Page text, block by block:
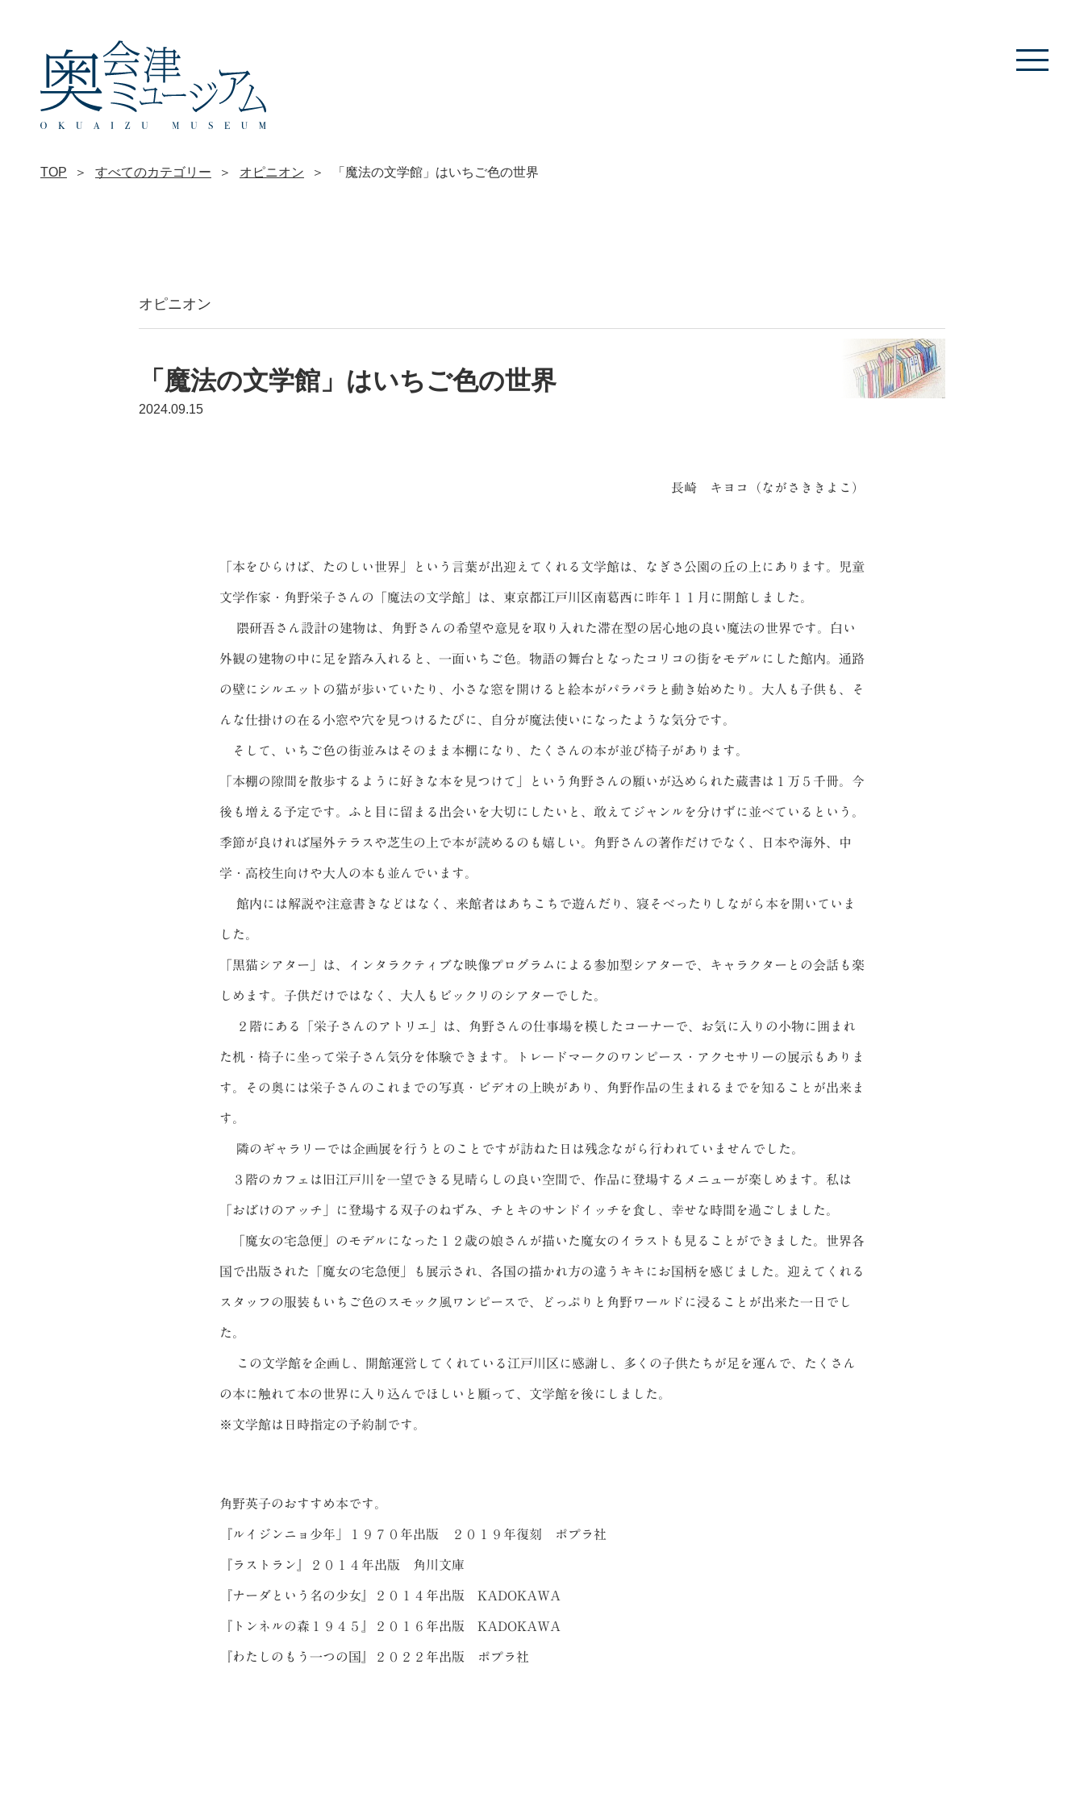
TOP すべてのカテゴリー オピニオン 「魔法の文学館」はいちご色の世界
オピニオン
「魔法の文学館」はいちご色の世界
2024.09.15
長崎 キヨコ（ながさききよこ）
「本をひらけば、たのしい世界」という言葉が出迎えてくれる文学館は、なぎさ公園の丘の上にあります。児童
文学作家・角野栄子さんの「魔法の文学館」は、東京都江戸川区南葛西に昨年１１月に開館しました。
隈研吾さん設計の建物は、角野さんの希望や意見を取り入れた滞在型の居心地の良い魔法の世界です。白い
外観の建物の中に足を踏み入れると、一面いちご色。物語の舞台となったコリコの街をモデルにした館内。通路
の壁にシルエットの猫が歩いていたり、小さな窓を開けると絵本がパラパラと動き始めたり。大人も子供も、そ
んな仕掛けの在る小窓や穴を見つけるたびに、自分が魔法使いになったような気分です。
そして、いちご色の街並みはそのまま本棚になり、たくさんの本が並び椅子があります。
「本棚の隙間を散歩するように好きな本を見つけて」という角野さんの願いが込められた蔵書は１万５千冊。今
後も増える予定です。ふと目に留まる出会いを大切にしたいと、敢えてジャンルを分けずに並べているという。
季節が良ければ屋外テラスや芝生の上で本が読めるのも嬉しい。角野さんの著作だけでなく、日本や海外、中
学・高校生向けや大人の本も並んでいます。
館内には解説や注意書きなどはなく、来館者はあちこちで遊んだり、寝そべったりしながら本を開いていま
した。
「黒猫シアター」は、インタラクティブな映像プログラムによる参加型シアターで、キャラクターとの会話も楽
しめます。子供だけではなく、大人もビックリのシアターでした。
２階にある「栄子さんのアトリエ」は、角野さんの仕事場を模したコーナーで、お気に入りの小物に囲まれ
た机・椅子に坐って栄子さん気分を体験できます。トレードマークのワンピース・アクセサリーの展示もありま
す。その奥には栄子さんのこれまでの写真・ビデオの上映があり、角野作品の生まれるまでを知ることが出来ま
す。
隣のギャラリーでは企画展を行うとのことですが訪ねた日は残念ながら行われていませんでした。
３階のカフェは旧江戸川を一望できる見晴らしの良い空間で、作品に登場するメニューが楽しめます。私は
「おばけのアッチ」に登場する双子のねずみ、チとキのサンドイッチを食し、幸せな時間を過ごしました。
「魔女の宅急便」のモデルになった１２歳の娘さんが描いた魔女のイラストも見ることができました。世界各
国で出版された「魔女の宅急便」も展示され、各国の描かれ方の違うキキにお国柄を感じました。迎えてくれる
スタッフの服装もいちご色のスモック風ワンピースで、どっぷりと角野ワールドに浸ることが出来た一日でし
た。
この文学館を企画し、開館運営してくれている江戸川区に感謝し、多くの子供たちが足を運んで、たくさん
の本に触れて本の世界に入り込んでほしいと願って、文学館を後にしました。
※文学館は日時指定の予約制です。
角野英子のおすすめ本です。
『ルイジンニョ少年」１９７０年出版 ２０１９年復刻 ポプラ社
『ラストラン』２０１４年出版 角川文庫
『ナーダという名の少女』２０１４年出版 KADOKAWA
『トンネルの森１９４５』２０１６年出版 KADOKAWA
『わたしのもう一つの国』２０２２年出版 ポプラ社